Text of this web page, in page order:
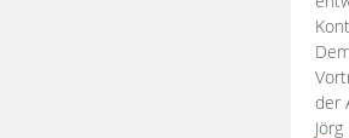
der